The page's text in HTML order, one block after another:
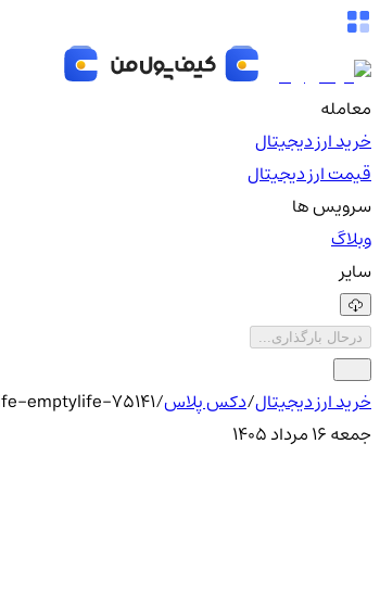
معامله
خرید ارز دیجیتال
قیمت ارز دیجیتال
سرویس ها
وبلاگ
سایر
درحال بارگذاری...
خرید ارز دیجیتال/دکس پلاس/
75141-empty-life-emptylife
جمعه ۱۶ مرداد ۱۴۰۵